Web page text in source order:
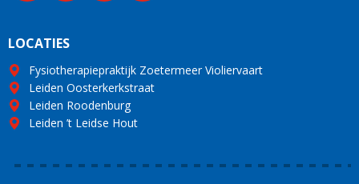
LOCATIES
Fysiotherapiepraktijk Zoetermeer Violiervaart
Leiden Oosterkerkstraat
Leiden Roodenburg
Leiden ’t Leidse Hout